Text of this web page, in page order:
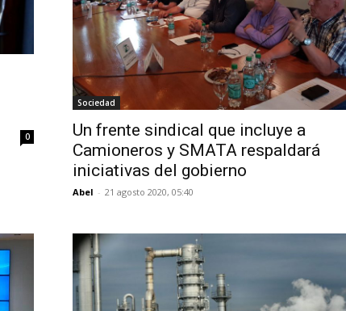
0
Sociedad
Un frente sindical que incluye a
Camioneros y SMATA respaldará
iniciativas del gobierno
Abel - 21 agosto 2020, 05:40